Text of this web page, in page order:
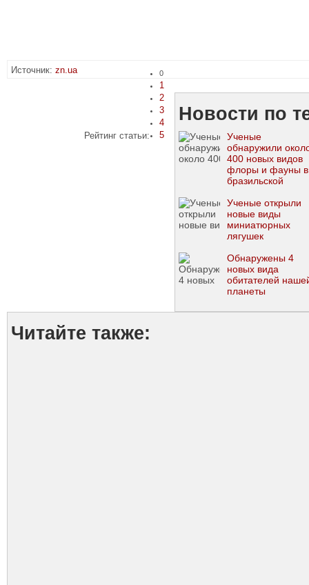
Источник: zn.ua
Рейтинг статьи:
0
1
2
3
4
5
Новости по
Ученые
обнаружили
400 новых видов
флоры и фауны в
бразильской
Ученые открыли
новые виды
миниатюрных
лягушек
Обнаружены 4
новых вида
обитателей
планеты
Читайте также: